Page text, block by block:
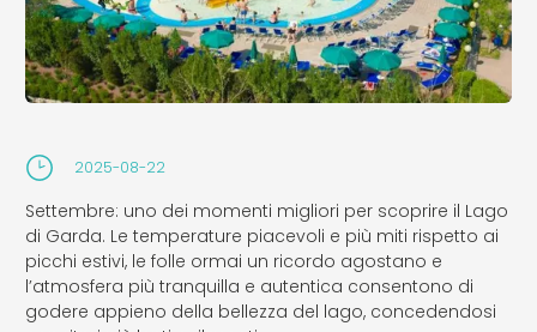
2025-08-22
Settembre: uno dei momenti migliori per scoprire il Lago
di Garda. Le temperature piacevoli e più miti rispetto ai
picchi estivi, le folle ormai un ricordo agostano e
l’atmosfera più tranquilla e autentica consentono di
godere appieno della bellezza del lago, concedendosi